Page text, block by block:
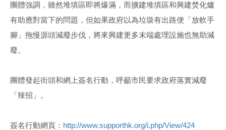
團體強調，雖然堆填區即將爆滿，而擴建堆填區和興建焚化爐
有助應對當下的問題，但如果政府以為垃圾有出路便「放軟手
腳」拖慢源頭減廢步伐，將來興建更多末端處理設施也無助減
廢。
團體發起街頭和網上簽名行動，呼籲市民要求政府落實減廢
「辣招」。
簽名行動網頁： http://www.supporthk.org/i.php/View/424